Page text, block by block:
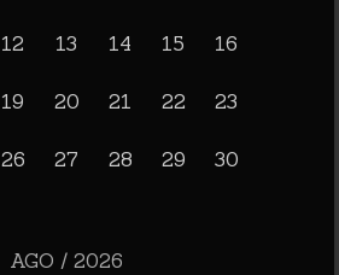
12 13 14 15 16
19 20 21 22 23
26 27 28 29 30
AGO / 2026